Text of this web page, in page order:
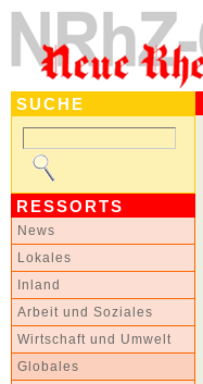
SUCHE
RESSORTS
News
Lokales
Inland
Arbeit und Soziales
Wirtschaft und Umwelt
Globales